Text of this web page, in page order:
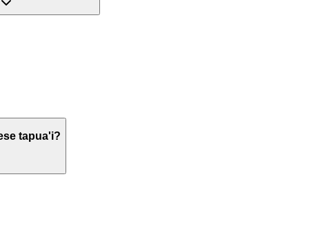
tapua'i?